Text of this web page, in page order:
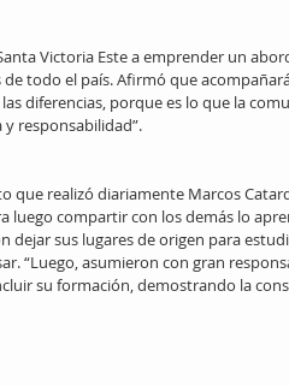
Victoria Este a emprender un
todo el país. Afirmó que
diferencias, porque es lo que la
responsabilidad”.
que realizó diariamente Marcos
luego compartir con los demás lo
dejar sus lugares de origen para
“Luego, asumieron con gran
su formación, demostrando la